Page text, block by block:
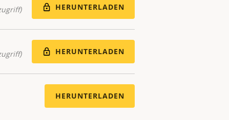
HERUNTERLADEN
HERUNTERLADEN
HERUNTERLADEN